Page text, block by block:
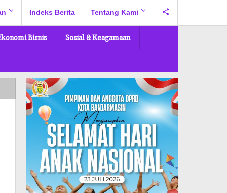
Indeks Berita Tentang Kami
Bisnis Sosial & Keagamaan